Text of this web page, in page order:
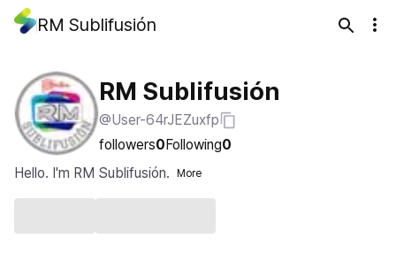
RM Sublifusión
RM Sublifusión
@User-64rJEZuxfp
followers0Following0
Hello. I'm RM Sublifusión.
More